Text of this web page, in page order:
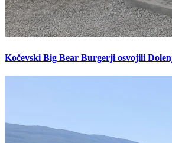
Kočevski Big Bear Burgerji osvojili